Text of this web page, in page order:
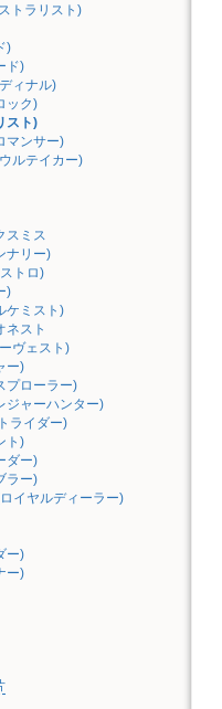
トラリスト)
)
ド)
ィナル)
ック)
スト)
マンサー)
ルテイカー)
スミス
ナリー)
トロ)
)
ケミスト)
ネスト
ヴェスト)
ー)
プローラー)
ジャーハンター)
ライダー)
ト)
ダー)
ラー)
イヤルディーラー)
ー)
ー)